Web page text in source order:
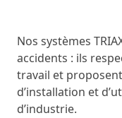
Nos systèmes
accidents : ils
travail et
d’installation et
d’industrie.